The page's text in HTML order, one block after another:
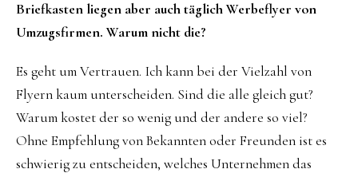
Briefkasten liegen aber auch täglich Werbeflyer von
Umzugsfirmen. Warum nicht die?
Es geht um Vertrauen. Ich kann bei der Vielzahl von
Flyern kaum unterscheiden. Sind die alle gleich gut?
Warum kostet der so wenig und der andere so viel?
Ohne Empfehlung von Bekannten oder Freunden ist es
schwierig zu entscheiden, welches Unternehmen das